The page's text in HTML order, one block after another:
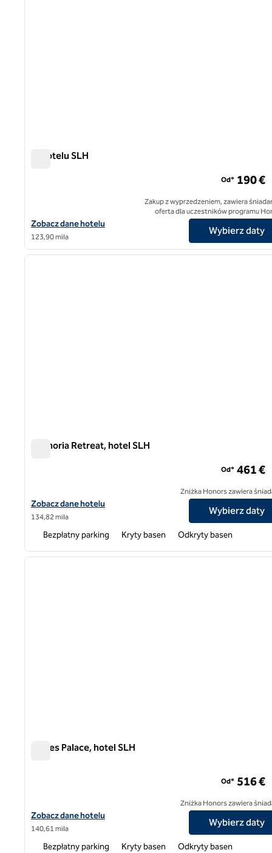
W hotelu SLH
Zobacz szczegóły hotelu ON Residence, SLH Hotel
Zobacz dane hotelu
123,90 mila
Od* 190 €
Zakup z wyprzedzeniem, zawiera
oferta dla uczestników programu
Wybierz daty
1 z 8
Euphoria Retreat, hotel SLH
Zobacz szczegóły hotelu Euphoria Retreat, SLH Hotel
Zobacz dane hotelu
134,82 mila
Od* 461 €
Zniżka Honors zawiera
Wybierz daty
Bezpłatny parking Kryty basen Odkryty basen
1 z 12
Eagles Palace, hotel SLH
Zobacz szczegóły hotelu Eagles Palace, SLH Hotel
Zobacz dane hotelu
140,61 mila
Od* 516 €
Zniżka Honors zawiera
Wybierz daty
Bezpłatny parking Kryty basen Odkryty basen